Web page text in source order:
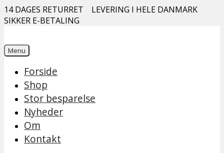
14 DAGES RETURRET LEVERING I HELE DANMARK
SIKKER E-BETALING
Menu
Forside
Shop
Stor besparelse
Nyheder
Om
Kontakt